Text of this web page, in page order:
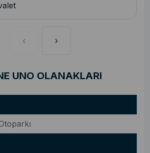
‹ ›
UNO OLANAKLARI